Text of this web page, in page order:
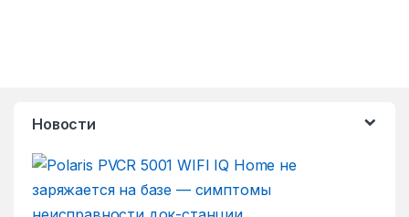
Новости